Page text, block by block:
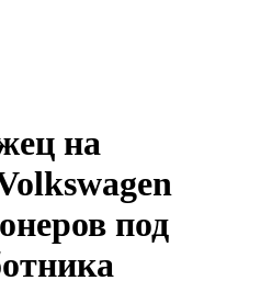
на
под